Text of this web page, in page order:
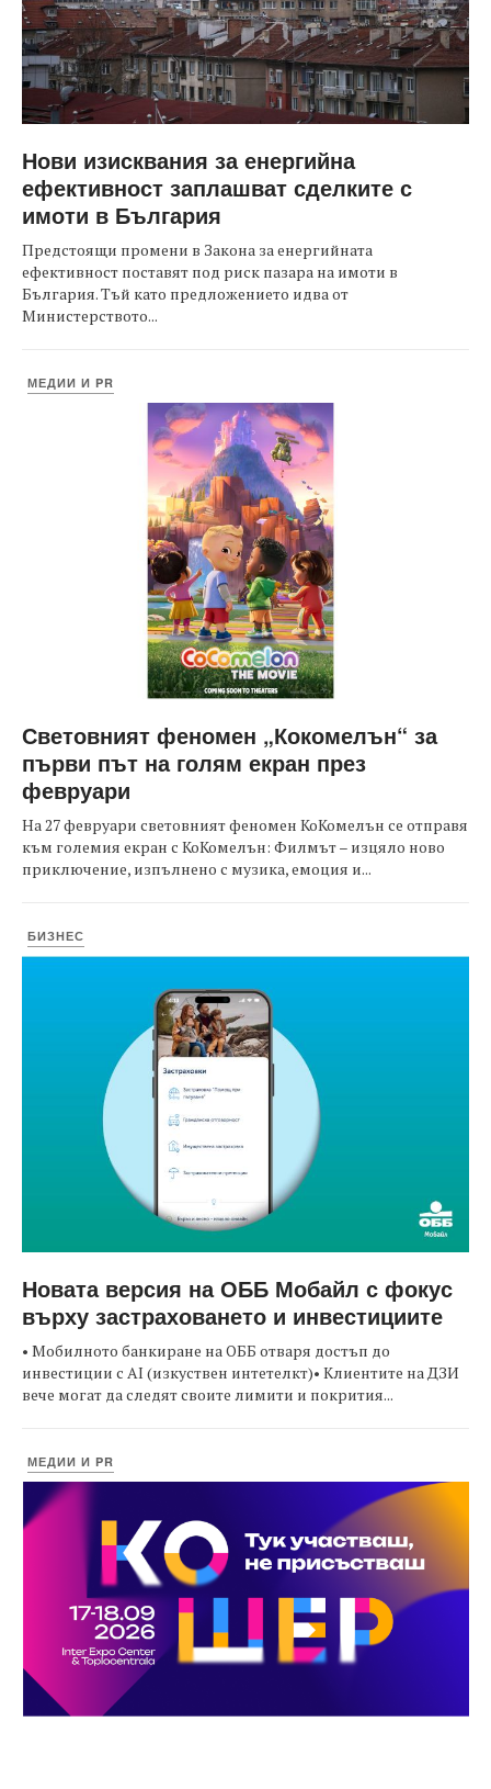
Нови изисквания за енергийна
ефективност заплашват сделките с
имоти в България
Предстоящи промени в Закона за енергийната
ефективност поставят под риск пазара на имоти в
България. Тъй като предложението идва от
Министерството...
МЕДИИ И PR
Световният феномен „Кокомелън“ за
първи път на голям екран през
февруари
На 27 февруари световният феномен КоКомелън се отправя
към големия екран с КоКомелън: Филмът – изцяло ново
приключение, изпълнено с музика, емоция и...
БИЗНЕС
Новата версия на ОББ Мобайл с фокус
върху застраховането и инвестициите
• Мобилното банкиране на ОББ отваря достъп до
инвестиции с AI (изкуствен интетелкт)• Клиентите на ДЗИ
вече могат да следят своите лимити и покрития...
МЕДИИ И PR